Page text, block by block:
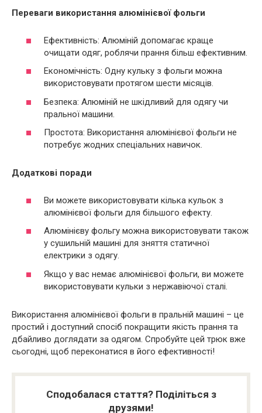
Переваги використання алюмінієвої фольги
Ефективність: Алюміній допомагає краще
очищати одяг, роблячи прання більш ефективним.
Економічність: Одну кульку з фольги можна
використовувати протягом шести місяців.
Безпека: Алюміній не шкідливий для одягу чи
пральної машини.
Простота: Використання алюмінієвої фольги не
потребує жодних спеціальних навичок.
Додаткові поради
Ви можете використовувати кілька кульок з
алюмінієвої фольги для більшого ефекту.
Алюмінієву фольгу можна використовувати також
у сушильній машині для зняття статичної
електрики з одягу.
Якщо у вас немає алюмінієвої фольги, ви можете
використовувати кульки з нержавіючої сталі.
Використання алюмінієвої фольги в пральній машині – це
простий і доступний спосіб покращити якість прання та
дбайливо доглядати за одягом. Спробуйте цей трюк вже
сьогодні, щоб переконатися в його ефективності!
Сподобалася стаття? Поділіться з
друзями!